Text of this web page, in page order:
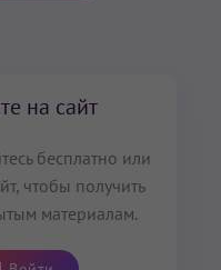
на сайт
бесплатно или
чтобы получить
материалам.